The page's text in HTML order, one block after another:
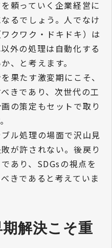
頼っていく企業経営に
るでしょう。人でなけ
クワク・ドキドキ）は
外の処理は自動化する
、と考えます。
果たす激変期にこそ、
きであり、次世代の工
の策定もセットで取り
ル処理の場面で沢山見
が許されない。後戻り
あり、SDGsの視点を
きであると考えていま
解決こそ重